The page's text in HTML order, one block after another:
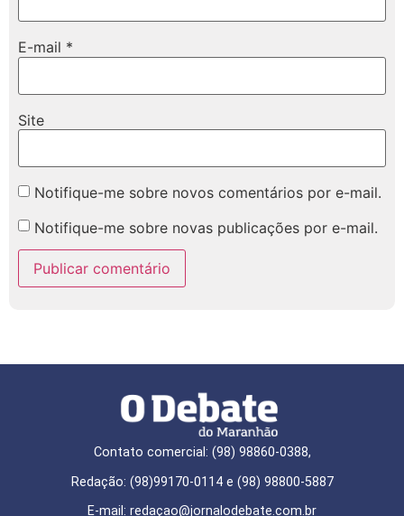
E-mail *
Site
Notifique-me sobre novos comentários por e-mail.
Notifique-me sobre novas publicações por e-mail.
Contato comercial: (98) 98860-0388,
Redação: (98)99170-0114 e (98) 98800-5887
E-mail: redaçao@jornalodebate.com.br